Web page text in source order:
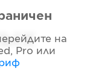
на
Pro или